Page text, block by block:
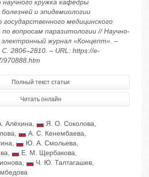
научного кружка кафедры
и эпидемиологии
государственного медицинского
вопросам паразитологии // Научно-
журнал «Концепт». –
2806–2810. – URL: https://e-
970888.htm
Полный текст статьи
Читать онлайн
Алёхина, Я. О. Соколова,
, А. С. Кенембаева,
, Ю. А. Смольева,
, Е. М. Щербакова,
, Ч. Ю. Талтагашев,